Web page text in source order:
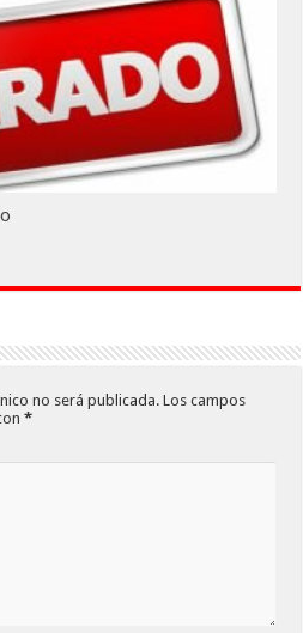
no será publicada. Los campos
*